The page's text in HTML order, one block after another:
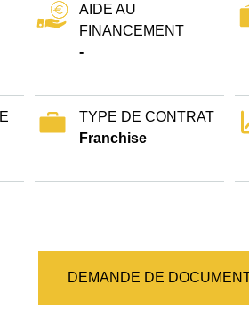
AIDE AU
FINANCEMENT
-
TYPE DE CONTRAT
Franchise
DEMANDE DE